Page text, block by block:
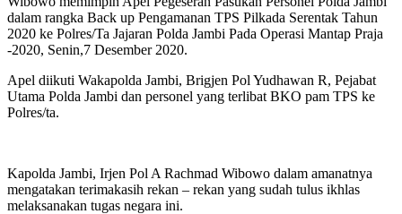
dalam rangka Back up Pengamanan TPS Pilkada Serentak Tahun
2020 ke Polres/Ta Jajaran Polda Jambi Pada Operasi Mantap Praja
-2020, Senin,7 Desember 2020.
Apel diikuti Wakapolda Jambi, Brigjen Pol Yudhawan R, Pejabat
Utama Polda Jambi dan personel yang terlibat BKO pam TPS ke
Polres/ta.
Kapolda Jambi, Irjen Pol A Rachmad Wibowo dalam amanatnya
mengatakan terimakasih rekan – rekan yang sudah tulus ikhlas
melaksanakan tugas negara ini.